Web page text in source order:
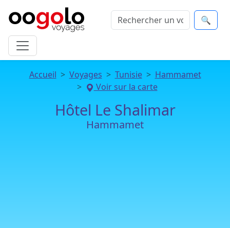
🔍
Accueil Voyages Tunisie
Hammamet
Voir sur la carte
Hôtel Le Shalimar
Hammamet